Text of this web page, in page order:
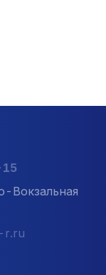
Вокзальная
r.ru